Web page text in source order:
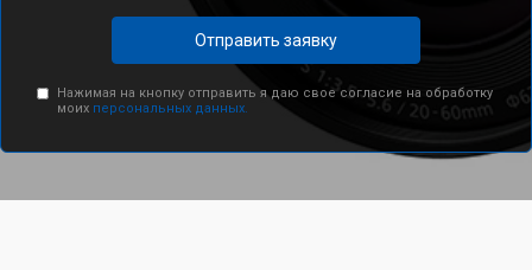
Отправить заявку
Нажимая на кнопку отправить я даю свое согласие на обработку
моих персональных данных.